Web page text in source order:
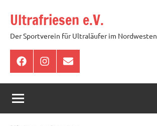
Inhalt
springen
Ultrafriesen e.V.
Der Sportverein für Ultraläufer im Nordwesten
FacebookInstagram
E-
Mail